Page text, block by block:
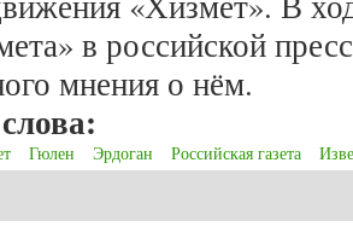
в российской
мнения о нём.
Гюлен Эрдоган Российская газета